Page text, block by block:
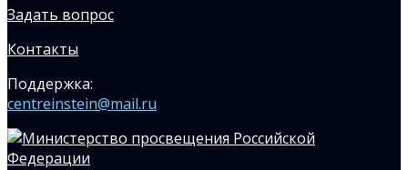
Задать вопрос
Контакты
Поддержка:
centreinstein@mail.ru